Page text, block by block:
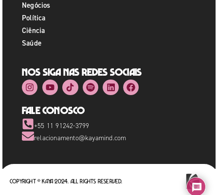
Negócios
Política
Ciência
Saúde
Nos siga nas redes sociais
Fale Conosco
+55 11 91242-3799
relacionamento@kayamind.com
Copyright © Kaya 2024. All rights reserved.